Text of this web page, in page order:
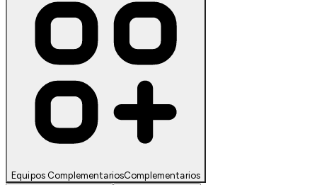
Equipos ComplementariosComplementarios